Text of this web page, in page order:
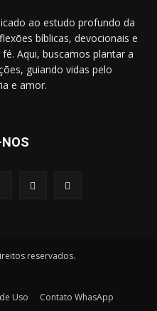
ao estudo profundo da
bíblicas, devocionais e
Aqui, buscamos plantar a
guiando vidas pelo
e amor.
reservados.
Uso
Contato WhasApp